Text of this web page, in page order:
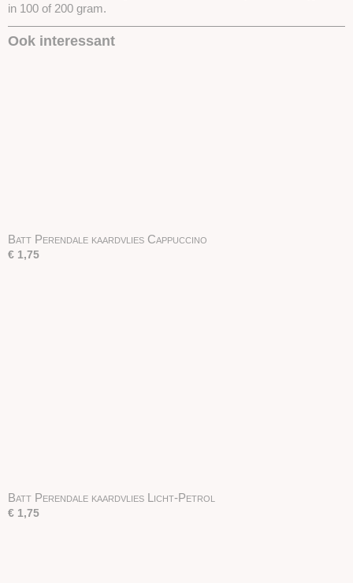
in 100 of 200 gram.
Ook interessant
Batt Perendale kaardvlies Cappuccino
€ 1,75
Batt Perendale kaardvlies Licht-Petrol
€ 1,75